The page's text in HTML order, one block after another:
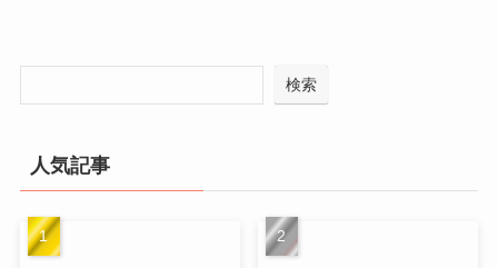
検索
人気記事